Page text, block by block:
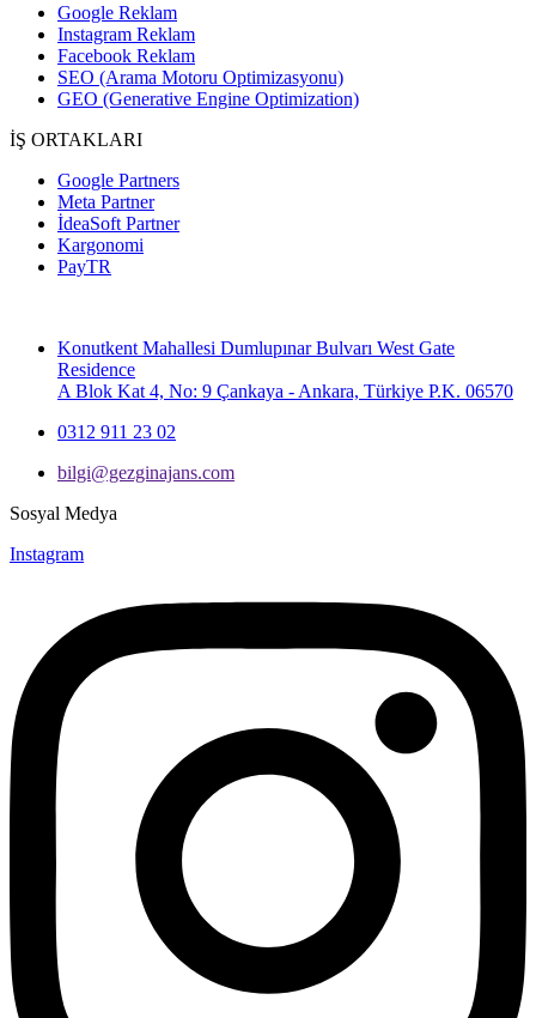
Google Reklam
Instagram Reklam
Facebook Reklam
SEO (Arama Motoru Optimizasyonu)
GEO (Generative Engine Optimization)
İŞ ORTAKLARI
Google Partners
Meta Partner
İdeaSoft Partner
Kargonomi
PayTR
Konutkent Mahallesi Dumlupınar Bulvarı West Gate
Residence
A Blok Kat 4, No: 9 Çankaya - Ankara, Türkiye P.K. 06570
0312 911 23 02
bilgi@gezginajans.com
Sosyal Medya
Instagram